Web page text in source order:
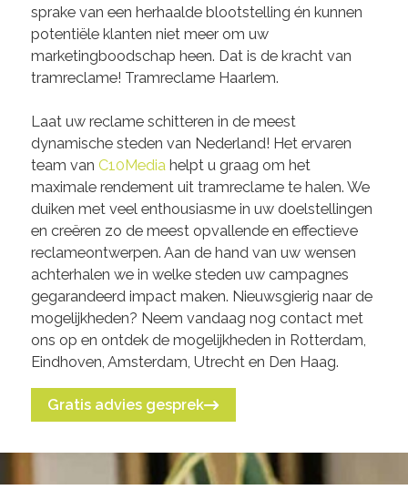
sprake van een herhaalde blootstelling én kunnen
potentiële klanten niet meer om uw
marketingboodschap heen. Dat is de kracht van
tramreclame! Tramreclame Haarlem.
Laat uw reclame schitteren in de meest
dynamische steden van Nederland! Het ervaren
team van C10Media helpt u graag om het
maximale rendement uit tramreclame te halen. We
duiken met veel enthousiasme in uw doelstellingen
en creëren zo de meest opvallende en effectieve
reclameontwerpen. Aan de hand van uw wensen
achterhalen we in welke steden uw campagnes
gegarandeerd impact maken. Nieuwsgierig naar de
mogelijkheden? Neem vandaag nog contact met
ons op en ontdek de mogelijkheden in Rotterdam,
Eindhoven, Amsterdam, Utrecht en Den Haag.
Gratis advies gesprek